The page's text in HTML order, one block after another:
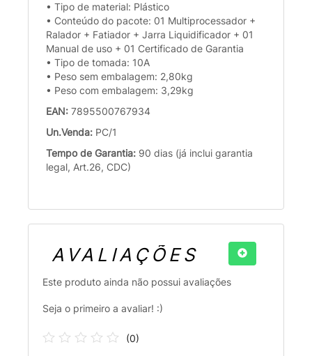
• Tipo de material: Plástico
• Conteúdo do pacote: 01 Multiprocessador +
Ralador + Fatiador + Jarra Liquidificador + 01
Manual de uso + 01 Certificado de Garantia
• Tipo de tomada: 10A
• Peso sem embalagem: 2,80kg
• Peso com embalagem: 3,29kg
EAN: 7895500767934
Un.Venda: PC/1
Tempo de Garantia: 90 dias (já inclui garantia
legal, Art.26, CDC)
AVALIAÇÕES
Este produto ainda não possui avaliações
Seja o primeiro a avaliar! :)
(0)